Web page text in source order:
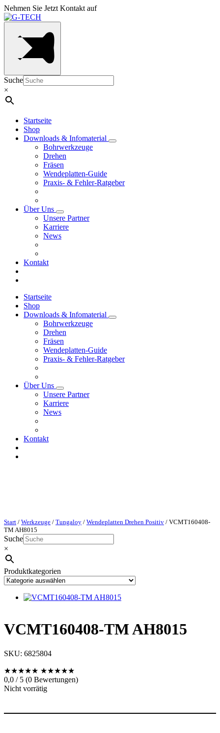
Nehmen Sie Jetzt Kontakt auf
Suche
×
Startseite
Shop
Downloads & Infomaterial
Bohrwerkzeuge
Drehen
Fräsen
Wendeplatten-Guide
Praxis- & Fehler-Ratgeber
Über Uns
Unsere Partner
Karriere
News
Kontakt
Startseite
Shop
Downloads & Infomaterial
Bohrwerkzeuge
Drehen
Fräsen
Wendeplatten-Guide
Praxis- & Fehler-Ratgeber
Über Uns
Unsere Partner
Karriere
News
Kontakt
Start / Werkzeuge / Tungaloy / Wendeplatten Drehen Positiv / VCMT160408-
TM AH8015
Suche
×
Produktkategorien
VCMT160408-TM AH8015
SKU: 6825804
★★★★★ ★★★★★
0,0 / 5 (0 Bewertungen)
Nicht vorrätig